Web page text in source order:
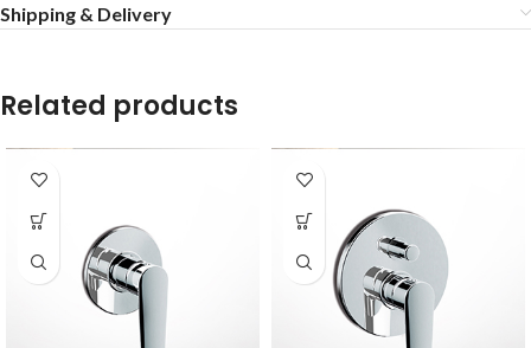
Shipping & Delivery
Related products